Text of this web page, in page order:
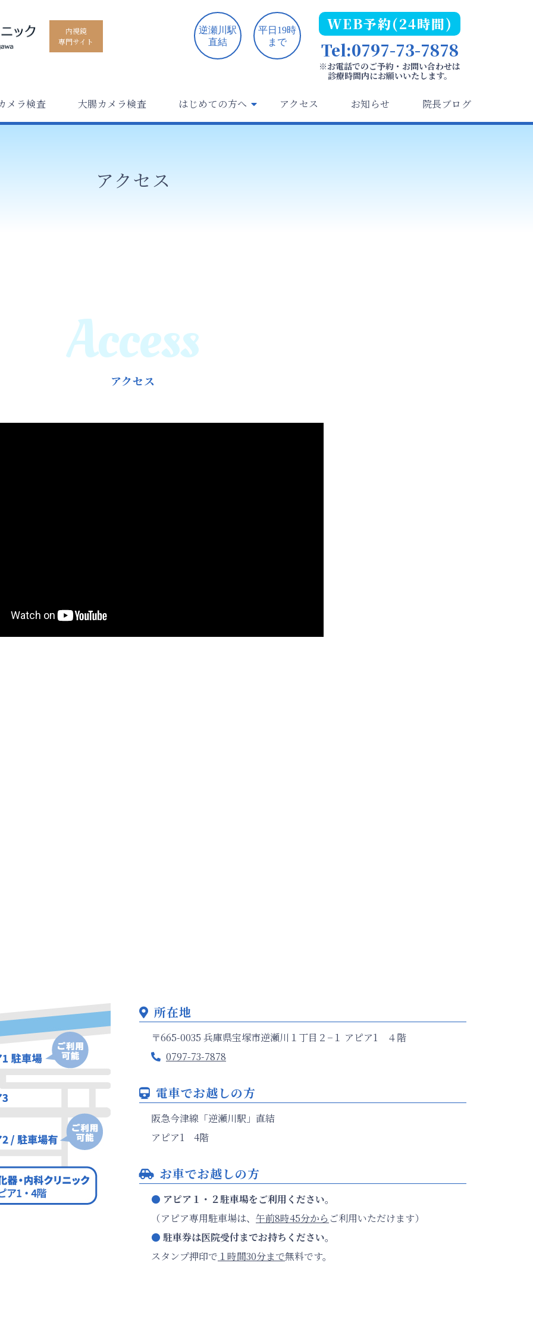
内視鏡
専門サイト
逆瀬川駅
直結
平日19時
まで
WEB予約(24時間)
Tel:0797-73-7878
※お電話でのご予約・お問い合わせは
診療時間内にお願いいたします。
メラ検査 大腸カメラ検査 はじめての方へ アクセス お知らせ 院長ブログ
アクセス
Access
アクセス
所在地
〒665-0035 兵庫県宝塚市逆瀬川１丁目２−１ アピア1 ４階
0797-73-7878
電車でお越しの方
阪急今津線「逆瀬川駅」直結
アピア1 4階
お車でお越しの方
● アピア１・２駐車場をご利用ください。
（アピア専用駐車場は、 午前8時45分から ご利用いただけます）
● 駐車券は医院受付までお持ちください。
スタンプ押印で １時間30分まで無料です。